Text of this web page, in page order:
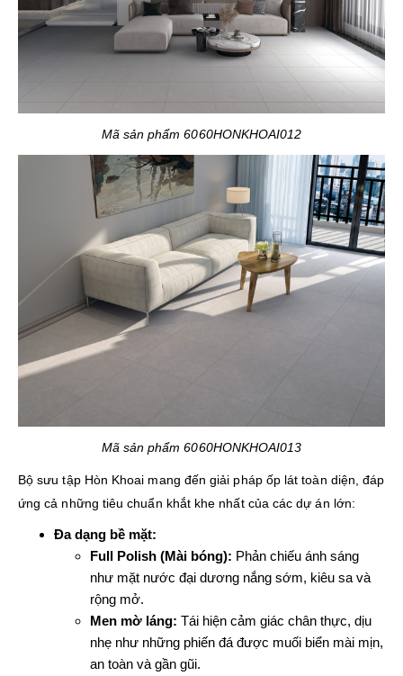
Mã sản phẩm 6060HONKHOAI012
Mã sản phẩm 6060HONKHOAI013
Bộ sưu tập Hòn Khoai mang đến giải pháp ốp lát toàn diện, đáp
ứng cả những tiêu chuẩn khắt khe nhất của các dự án lớn:
Đa dạng bề mặt:
Full Polish (Mài bóng): Phản chiếu ánh sáng
như mặt nước đại dương nắng sớm, kiêu sa và
rộng mở.
Men mờ láng: Tái hiện cảm giác chân thực, dịu
nhẹ như những phiến đá được muối biển mài mịn,
an toàn và gần gũi.